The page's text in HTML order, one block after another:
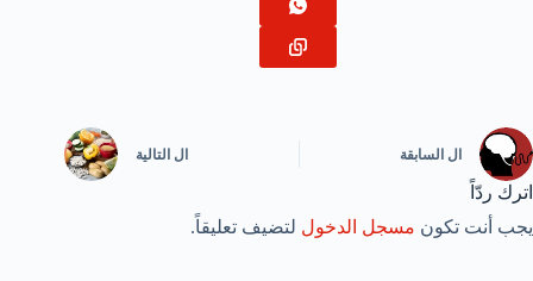
ال السابقة ال التالية
اترك ردّاً
يجب أنت تكون مسجل الدخول لتضيف تعليقاً.